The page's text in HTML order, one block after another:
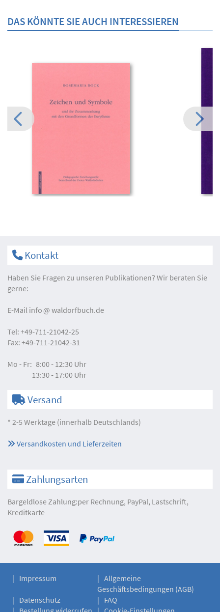
DAS KÖNNTE SIE AUCH INTERESSIEREN
Kontakt
Haben Sie Fragen zu unseren Publikationen? Wir beraten Sie
gerne:
E-Mail info waldorfbuch.de
Tel: +49-711-21042-25
Fax: +49-711-21042-31
Mo - Fr: 8:00 - 12:30 Uhr
13:30 - 17:00 Uhr
Versand
* 2-5 Werktage (innerhalb Deutschlands)
Versandkosten und Lieferzeiten
Zahlungsarten
Bargeldlose Zahlung:per Rechnung, PayPal, Lastschrift,
Kreditkarte
Impressum
Allgemeine
Geschäftsbedingungen (AGB)
Datenschutz
FAQ